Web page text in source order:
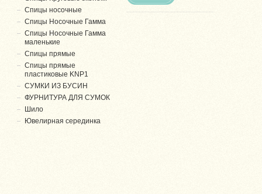
Спицы носочные
Спицы Носочные Гамма
Спицы Носочные Гамма
маленькие
Спицы прямые
Спицы прямые
пластиковые KNP1
СУМКИ ИЗ БУСИН
ФУРНИТУРА ДЛЯ СУМОК
Шило
Ювелирная серединка